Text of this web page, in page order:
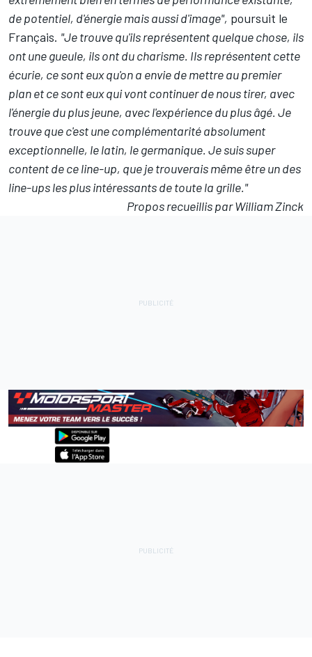
de potentiel, d'énergie mais aussi d'image", poursuit le
Français. "Je trouve qu'ils représentent quelque chose, ils
ont une gueule, ils ont du charisme. Ils représentent cette
écurie, ce sont eux qu'on a envie de mettre au premier
plan et ce sont eux qui vont continuer de nous tirer, avec
l'énergie du plus jeune, avec l'expérience du plus âgé. Je
trouve que c'est une complémentarité absolument
exceptionnelle, le latin, le germanique. Je suis super
content de ce line-up, que je trouverais même être un des
line-ups les plus intéressants de toute la grille."
Propos recueillis par William Zinck